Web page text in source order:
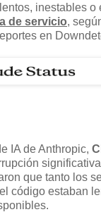
inestables o
de servicio,
en
IA de Anthropic,
que tanto los
código estaban